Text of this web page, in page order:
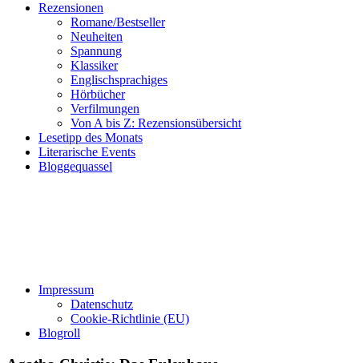
Rezensionen
Romane/Bestseller
Neuheiten
Spannung
Klassiker
Englischsprachiges
Hörbücher
Verfilmungen
Von A bis Z: Rezensionsübersicht
Lesetipp des Monats
Literarische Events
Bloggequassel
Impressum
Datenschutz
Cookie-Richtlinie (EU)
Blogroll